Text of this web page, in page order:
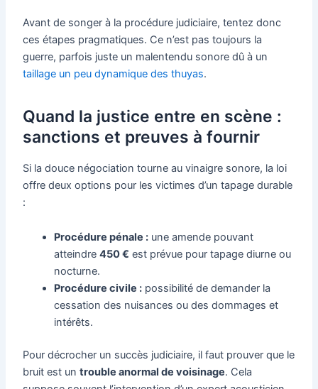
Avant de songer à la procédure judiciaire, tentez donc
ces étapes pragmatiques. Ce n’est pas toujours la
guerre, parfois juste un malentendu sonore dû à un
taillage un peu dynamique des thuyas.
Quand la justice entre en scène :
sanctions et preuves à fournir
Si la douce négociation tourne au vinaigre sonore, la loi
offre deux options pour les victimes d’un tapage durable
:
Procédure pénale : une amende pouvant
atteindre450 € est prévue pour tapage diurne ou
nocturne.
Procédure civile : possibilité de demander la
cessation des nuisances ou des dommages et
intérêts.
Pour décrocher un succès judiciaire, il faut prouver que le
bruit est untrouble anormal de voisinage. Cela